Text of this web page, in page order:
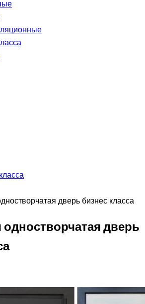
дверь бизнес класса
дверь